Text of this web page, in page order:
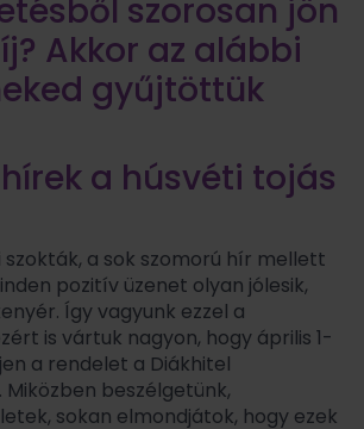
szorosan jön
Akkor az alábbi
gyűjtöttük
a húsvéti tojás
a sok szomorú hír mellett
pozitív üzenet olyan jólesik,
Így vagyunk ezzel a
is vártuk nagyon, hogy április 1-
a rendelet a Diákhitel
beszélgetünk,
sokan elmondjátok, hogy ezek